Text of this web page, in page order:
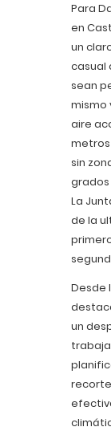
Para
en
un
casual
sean
mismo
aire
sin
La
de la
Desde
un